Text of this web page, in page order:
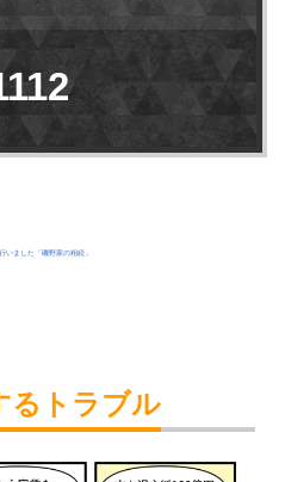
るトラブル